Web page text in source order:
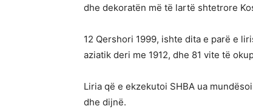
dhe dekoratën më të lartë shtetrore
12 Qershori 1999, ishte dita e parë e
aziatik deri me 1912, dhe 81 vite të
Liria që e ekzekutoi SHBA ua
dhe dijnë.